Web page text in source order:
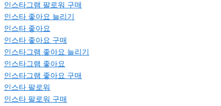
인스타그램 팔로워 구매
인스타 좋아요 늘리기
인스타 좋아요
인스타 좋아요 구매
인스타그램 좋아요 늘리기
인스타그램 좋아요
인스타그램 좋아요 구매
인스타 팔로워
인스타 팔로워 구매